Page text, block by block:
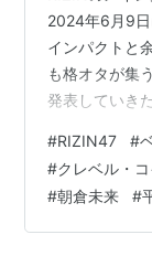
2024年6月9日
インパクトと
も格オタが集
発表していき
に対し判定勝
とって大きな
堀口恭司でし
チ気味の回転
#RIZIN47 #
#クレベル・
#朝倉未来 #